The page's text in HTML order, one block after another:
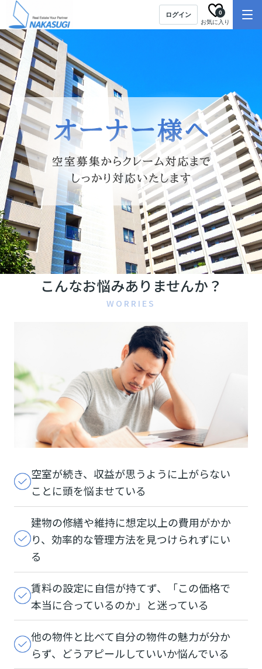
ログイン
お気に入り
0
こんなお悩みありませんか？
WORRIES
空室が続き、収益が思うように上がらない
ことに頭を悩ませている
建物の修繕や維持に想定以上の費用がかか
り、効率的な管理方法を見つけられずにい
る
賃料の設定に自信が持てず、「この価格で
本当に合っているのか」と迷っている
他の物件と比べて自分の物件の魅力が分か
らず、どうアピールしていいか悩んでいる